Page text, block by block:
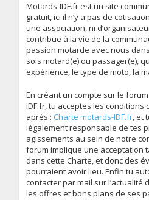
Motards-IDF.fr est un site
gratuit, ici il n’y a pas de
une association, ni
contribue à la vie de la
passion motarde avec nous
sois motard(e) ou passager(e),
expérience, le type de moto, la
En créant un compte sur le
IDF.fr, tu acceptes les conditions
après : Charte motards-IDF.fr, et
légalement responsable de tes
agissements au sein de notre
forum implique une acceptation
dans cette Charte, et donc des
pourraient avoir lieu. Enfin tu
contacter par mail sur l’actualité
les offres et bons plans de ses